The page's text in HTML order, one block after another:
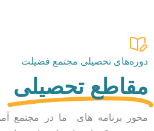
دوره‌های تحصیلی مجتمع فضیلت
مقاطع تحصیلی
محور برنامه های ما در مجتمع